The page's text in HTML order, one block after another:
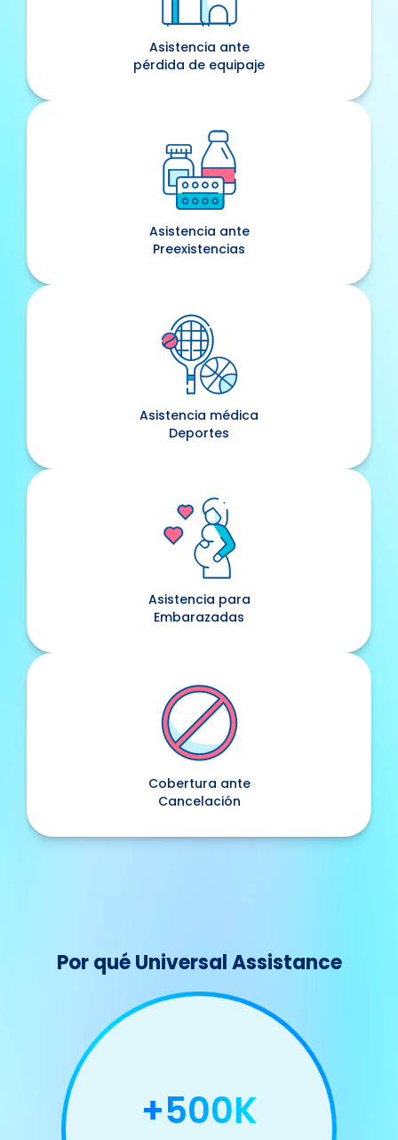
Asistencia ante
pérdida de equipaje
Asistencia ante
Preexistencias
Asistencia médica
Deportes
Asistencia para
Embarazadas
Cobertura ante
Cancelación
Por qué Universal Assistance
+500K